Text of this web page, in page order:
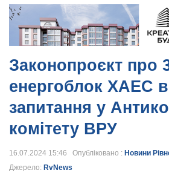
Законопроєкт про
енергоблок ХАЕС
запитання у
комітету ВРУ
16.07.2024 15:46 Опубліковано : Новини
Джерело: RvNews